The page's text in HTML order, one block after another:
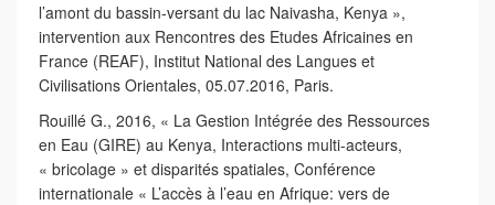
l’amont du bassin-versant du lac Naivasha, Kenya »,
intervention aux Rencontres des Etudes Africaines en
France (REAF), Institut National des Langues et
Civilisations Orientales, 05.07.2016, Paris.
Rouillé G., 2016, « La Gestion Intégrée des Ressources
en Eau (GIRE) au Kenya, Interactions multi-acteurs,
« bricolage » et disparités spatiales, Conférence
internationale « L’accès à l’eau en Afrique: vers de